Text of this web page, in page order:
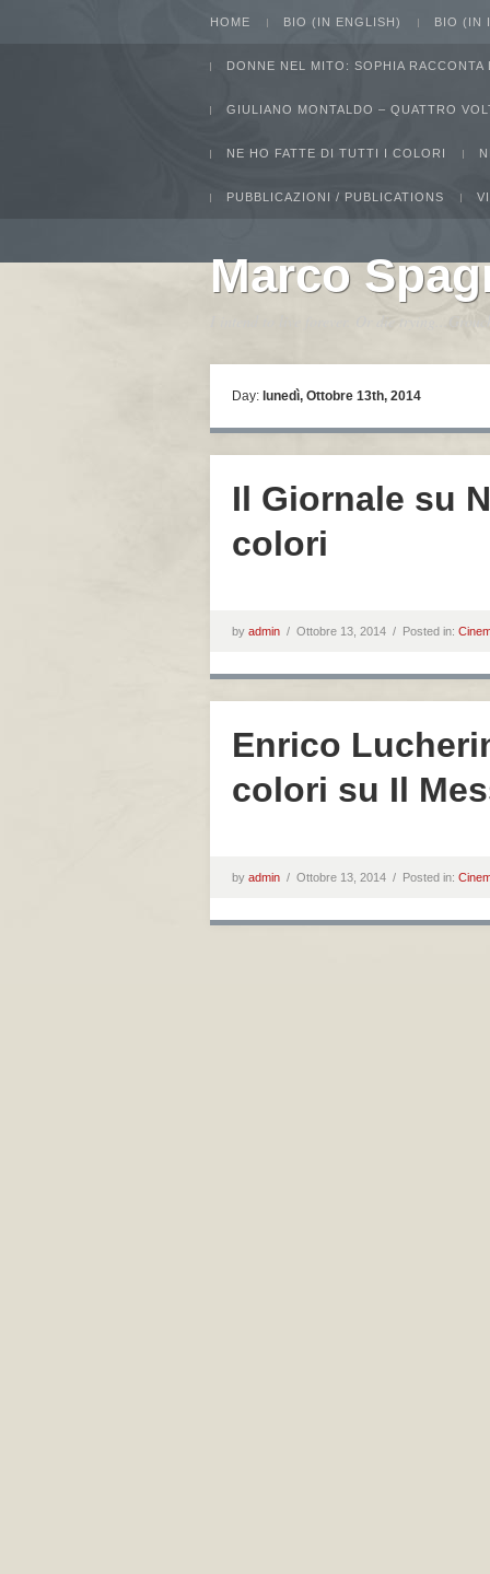
HOME BIO (IN ENGLISH) BIO (IN
DONNE NEL MITO: SOPHIA RACCONTA
GIULIANO MONTALDO – QUATTRO
NE HO FATTE DI TUTTI I COLORI
PUBBLICAZIONI / PUBLICATIONS
Marco
Day: lunedì, Ottobre 13th, 2014
Il Giornale su
colori
by admin / Ottobre 13, 2014 / Posted in:
Enrico
colori su Il
by admin / Ottobre 13, 2014 / Posted in: